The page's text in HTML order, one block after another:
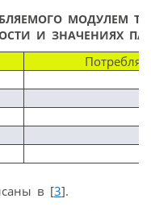
МОДУЛЕМ
И ЗНАЧЕНИЯХ
в [3].